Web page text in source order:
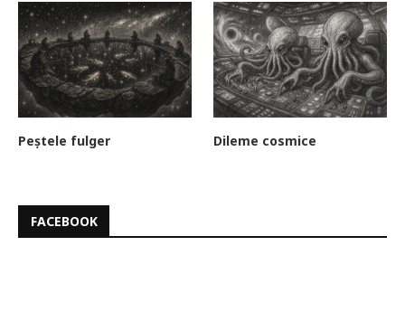
Peștele fulger Dileme cosmice
FACEBOOK